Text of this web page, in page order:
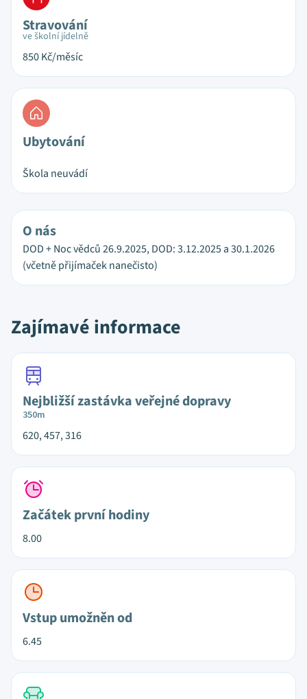
Stravování
ve školní jídelně
850Kč/měsíc
Ubytování
Škola neuvádí
O nás
DOD + Noc vědců 26.9.2025, DOD: 3.12.2025 a 30.1.2026
(včetně přijímaček nanečisto)
Zajímavé informace
Nejbližší zastávka veřejné dopravy
350m
620, 457, 316
Začátek první hodiny
8.00
Vstup umožněn od
6.45